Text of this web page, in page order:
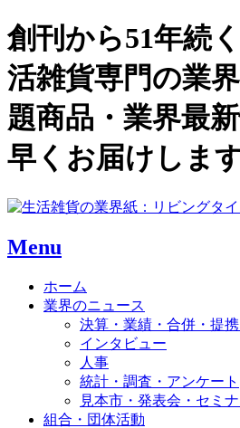
創刊から51年続
活雑貨専門の業
題商品・業界最
早くお届けします
Menu
ホーム
業界のニュース
決算・業績・合併・提
インタビュー
人事
統計・調査・アンケート
見本市・発表会・セミ
組合・団体活動